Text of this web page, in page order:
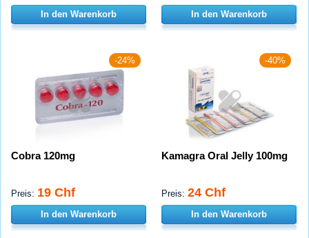
In den Warenkorb In den Warenkorb
-24%
Cobra 120mg
Preis: 19 Chf
In den Warenkorb
-40%
Kamagra Oral Jelly 100mg
Preis: 24 Chf
In den Warenkorb